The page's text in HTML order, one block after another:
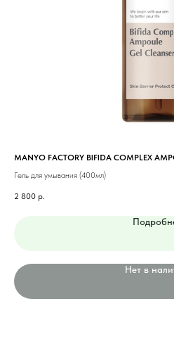
MANYO FACTORY BIFIDA COMPLEX
Гель для умывания (400мл)
2 800 р.
Нет в